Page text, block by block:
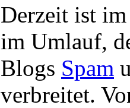
Derzeit ist
im Umlauf,
Blogs Spam
verbreitet.